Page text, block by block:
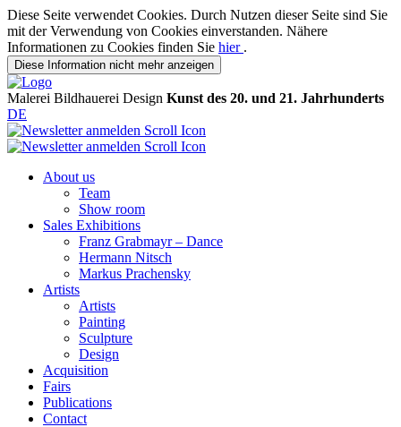
Diese Seite verwendet Cookies. Durch Nutzen dieser Seite sind Sie
mit der Verwendung von Cookies einverstanden. Nähere
Informationen zu Cookies finden Sie hier .
Diese Information nicht mehr anzeigen
Malerei Bildhauerei Design Kunst des 20. und 21. Jahrhunderts
DE
About us
Team
Show room
Sales Exhibitions
Franz Grabmayr – Dance
Hermann Nitsch
Markus Prachensky
Artists
Artists
Painting
Sculpture
Design
Acquisition
Fairs
Publications
Contact